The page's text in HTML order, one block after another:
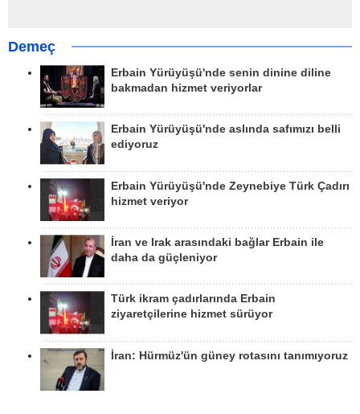
Demeç
Erbain Yürüyüşü'nde senin dinine diline
bakmadan hizmet veriyorlar
Erbain Yürüyüşü'nde aslında safımızı belli
ediyoruz
Erbain Yürüyüşü'nde Zeynebiye Türk Çadırı
hizmet veriyor
İran ve Irak arasındaki bağlar Erbain ile
daha da güçleniyor
Türk ikram çadırlarında Erbain
ziyaretçilerine hizmet sürüyor
İran: Hürmüz'ün güney rotasını tanımıyoruz